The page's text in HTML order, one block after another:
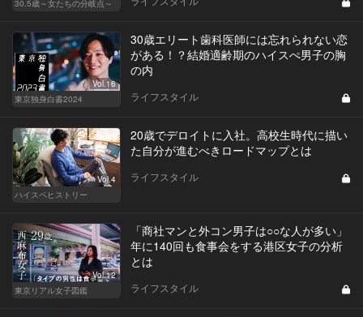
30.5歳～女たちの分岐点～
Vol.16
東京独身白書2024
30歳エリート歯科医師には忘れられない恋
がある！？結婚適齢期のハイスぺ男子の胸
の内
ライフスタイル
Vol.4
ハイスペヒストリー
20歳でデロイトに入社。高校生時代に描い
た自分が進むべきロードマップとは
ライフスタイル
Vol.12
東京リアル女子図鑑
「商社マンと外コン男子は○○な人が多い」
年に140回も食事会をする港区女子の分析
とは
ライフスタイル